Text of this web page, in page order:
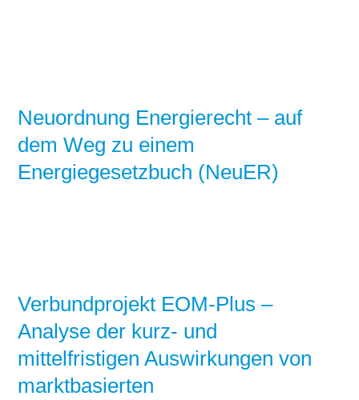
Neuordnung Energierecht – auf
dem Weg zu einem
Energiegesetzbuch (NeuER)
Verbundprojekt EOM-Plus –
Analyse der kurz- und
mittelfristigen Auswirkungen von
marktbasierten